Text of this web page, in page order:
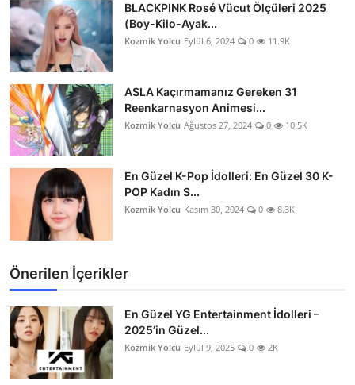
BLACKPINK Rosé Vücut Ölçüleri 2025
(Boy-Kilo-Ayak...
Kozmik Yolcu Eylül 6, 2024 0 11.9K
ASLA Kaçırmamanız Gereken 31
Reenkarnasyon Animesi...
Kozmik Yolcu Ağustos 27, 2024 0 10.5K
En Güzel K-Pop İdolleri: En Güzel 30 K-
POP Kadın S...
Kozmik Yolcu Kasım 30, 2024 0 8.3K
Önerilen İçerikler
En Güzel YG Entertainment İdolleri –
2025’in Güzel...
Kozmik Yolcu Eylül 9, 2025 0 2K